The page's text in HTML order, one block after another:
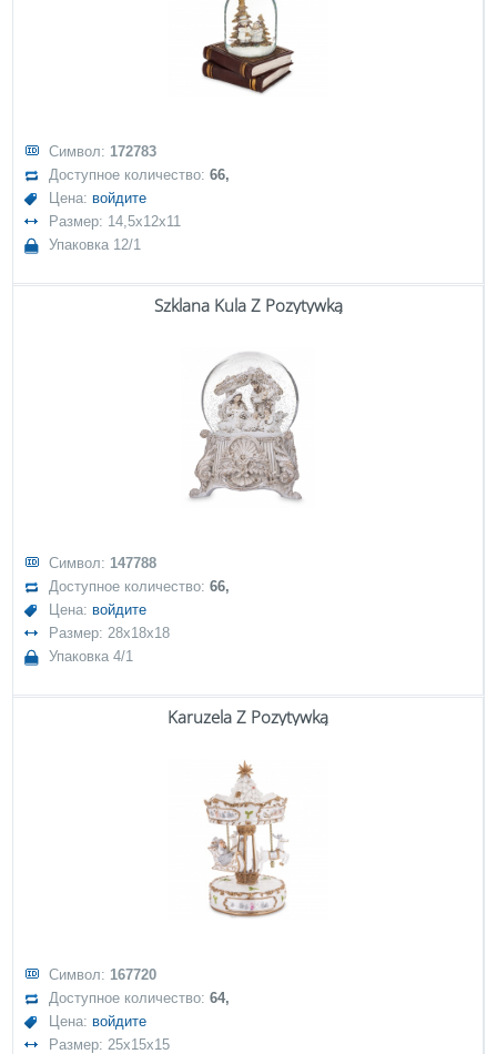
Символ: 172783
Доступное количество:66,
Цена: войдите
Размер: 14,5x12x11
Упаковка 12/1
Szklana Kula Z Pozytywką
Символ: 147788
Доступное количество:66,
Цена: войдите
Размер: 28x18x18
Упаковка 4/1
Karuzela Z Pozytywką
Символ: 167720
Доступное количество:64,
Цена: войдите
Размер: 25x15x15